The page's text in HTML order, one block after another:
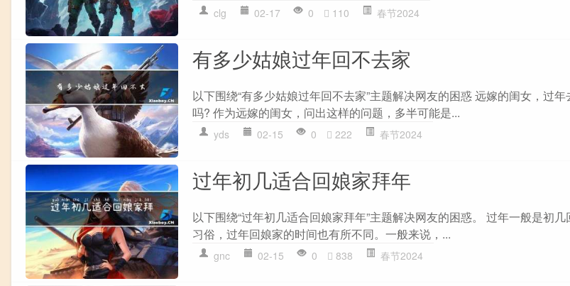
clg 02-17 0 110 春节2024
有多少姑娘过年回不去家
以下围绕“有多少姑娘过年回不去家”主题解决网友的困惑 远嫁的闺女，过
吗? 作为远嫁的闺女，问出这样的问题，多半可能是...
yds 02-15 0 222 春节2024
过年初几适合回娘家拜年
以下围绕“过年初几适合回娘家拜年”主题解决网友的困惑。 过年一般是初
习俗，过年回娘家的时间也有所不同。一般来说，...
gnc 02-15 0 838 春节2024